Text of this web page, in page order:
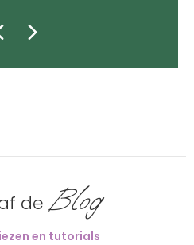
de Blog
en tutorials